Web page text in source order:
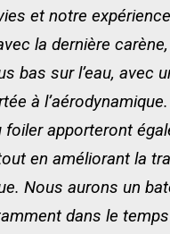
et notre
la dernière
bas sur l’eau, avec
à
foiler apporteront
en améliorant la
Nous aurons un
dans le